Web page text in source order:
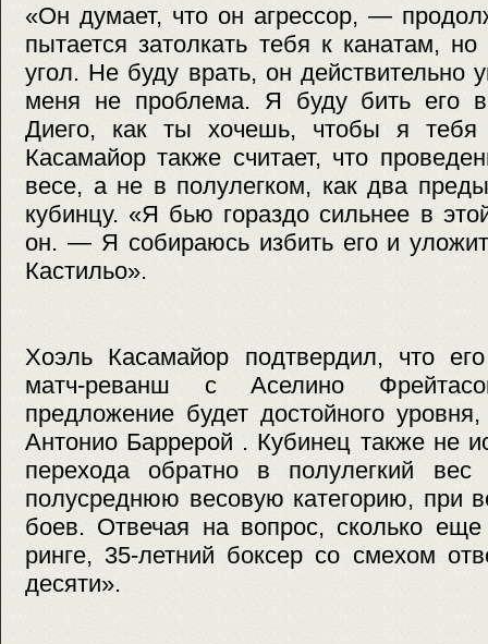
«Он думает, что он агрессор, —
пытается затолкать тебя к канатам,
угол. Не буду врать, он действительно
меня не проблема. Я буду бить его
Диего, как ты хочешь, чтобы я
Касамайор также считает, что
весе, а не в полулегком, как два
кубинцу. «Я бью гораздо сильнее в
он. — Я собираюсь избить его и
Кастильо».
Хоэль Касамайор подтвердил, что
матч-реванш с Аселино
предложение будет достойного
Антонио Баррерой . Кубинец также не
перехода обратно в полулегкий
полусреднюю весовую категорию, при
боев. Отвечая на вопрос, сколько
ринге, 35-летний боксер со смехом
десяти».